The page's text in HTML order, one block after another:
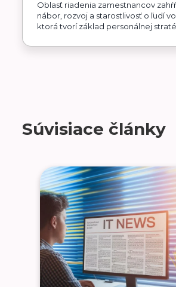
Oblasť riadenia zamestnancov
nábor, rozvoj a starostlivosť o ľudí
ktorá tvorí základ personálnej
Súvisiace články